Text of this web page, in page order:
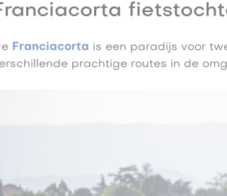
Franciacorta is een paradijs voor
prachtige routes in de